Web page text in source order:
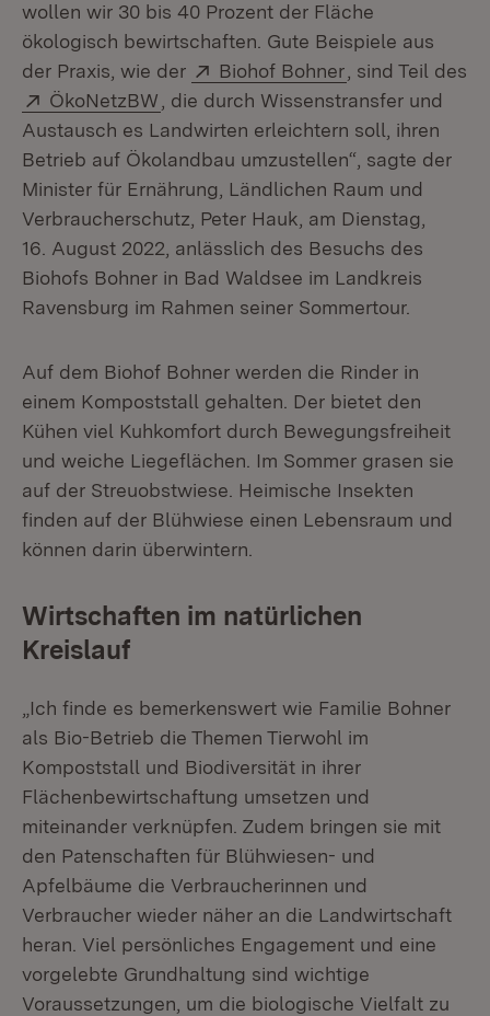
wollen wir 30 bis 40 Prozent der Fläche
ökologisch bewirtschaften. Gute Beispiele aus
der Praxis, wie der
Extern:
Biohof Bohner (Öffnet in
, sind Teil des
Extern:
ÖkoNetzBW (Öffnet in neuem Fenster)
, die durch Wissenstransfer und
Austausch es Landwirten erleichtern soll, ihren
Betrieb auf Ökolandbau umzustellen“, sagte der
Minister für Ernährung, Ländlichen Raum und
Verbraucherschutz, Peter Hauk, am Dienstag,
16. August 2022, anlässlich des Besuchs des
Biohofs Bohner in Bad Waldsee im Landkreis
Ravensburg im Rahmen seiner Sommertour.
Auf dem Biohof Bohner werden die Rinder in
einem Kompoststall gehalten. Der bietet den
Kühen viel Kuhkomfort durch Bewegungsfreiheit
und weiche Liegeflächen. Im Sommer grasen sie
auf der Streuobstwiese. Heimische Insekten
finden auf der Blühwiese einen Lebensraum und
können darin überwintern.
Wirtschaften im natürlichen
Kreislauf
„Ich finde es bemerkenswert wie Familie Bohner
als Bio-Betrieb die Themen Tierwohl im
Kompoststall und Biodiversität in ihrer
Flächenbewirtschaftung umsetzen und
miteinander verknüpfen. Zudem bringen sie mit
den Patenschaften für Blühwiesen- und
Apfelbäume die Verbraucherinnen und
Verbraucher wieder näher an die Landwirtschaft
heran. Viel persönliches Engagement und eine
vorgelebte Grundhaltung sind wichtige
Voraussetzungen, um die biologische Vielfalt zu